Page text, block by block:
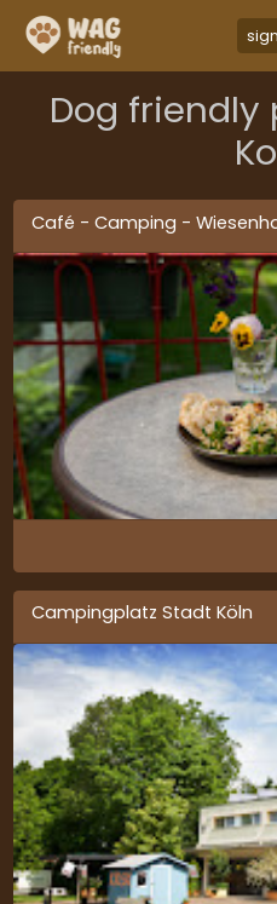
Dog friendly
Café - Camping -
Campingplatz Stadt Köln